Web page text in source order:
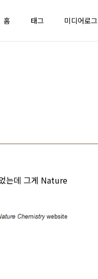
홈 태그 미디어로그
는데 그게 Nature